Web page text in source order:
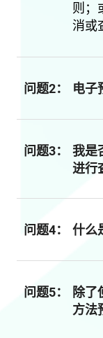
则；
消或
问题2： 电子
问题3：
我是
进行
问题4： 什么
问题5：
除了
方法